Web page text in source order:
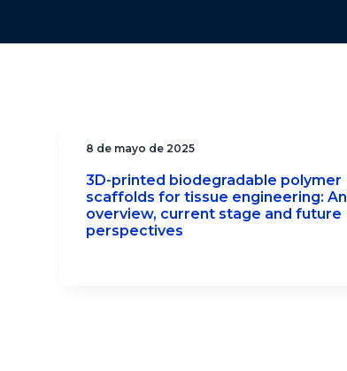
8 de mayo de 2025
3D-printed biodegradable polymer
scaffolds for tissue engineering: An
overview, current stage and future
perspectives